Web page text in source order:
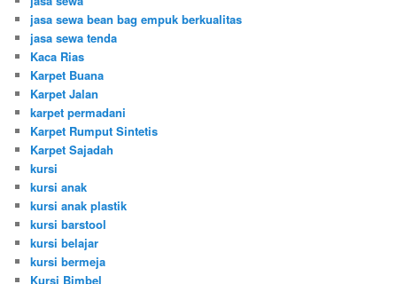
jasa sewa bean bag empuk berkualitas
jasa sewa tenda
Kaca Rias
Karpet Buana
Karpet Jalan
karpet permadani
Karpet Rumput Sintetis
Karpet Sajadah
kursi
kursi anak
kursi anak plastik
kursi barstool
kursi belajar
kursi bermeja
Kursi Bimbel